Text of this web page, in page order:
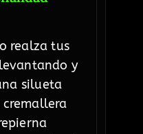
realza tus
y
silueta
cremallera